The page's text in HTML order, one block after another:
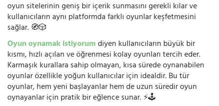
oyun sitelerinin geniş bir içerik sunmasını gerekli kılar ve
kullanıcıların aynı platformda farklı oyunlar keşfetmesini
sağlar. 🧭🎲
Oyun oynamak istiyorumdiyen kullanıcıların büyük bir
kısmı, hızlı açılan ve öğrenmesi kolay oyunları tercih eder.
Karmaşık kurallara sahip olmayan, kısa sürede oynanabilen
oyunlar özellikle yoğun kullanıcılar için idealdir. Bu tür
oyunlar, hem yeni başlayanlar hem de uzun süredir oyun
oynayanlar için pratik bir eğlence sunar. ⚡🕹️